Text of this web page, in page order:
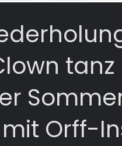
mit Orff-